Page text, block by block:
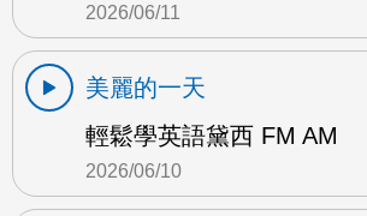
2026/06/11
美麗的一天
輕鬆學英語黛西 FM AM
2026/06/10